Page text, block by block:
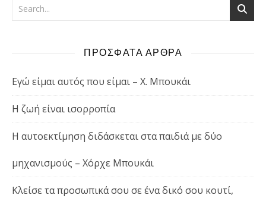
ΠΡΟΣΦΑΤΑ ΑΡΘΡΑ
Εγώ είμαι αυτός που είμαι – Χ. Μπουκάι
Η ζωή είναι ισορροπία
Η αυτοεκτίμηση διδάσκεται στα παιδιά με δύο
μηχανισμούς – Χόρχε Μπουκάι
Κλείσε τα προσωπικά σου σε ένα δικό σου κουτί,